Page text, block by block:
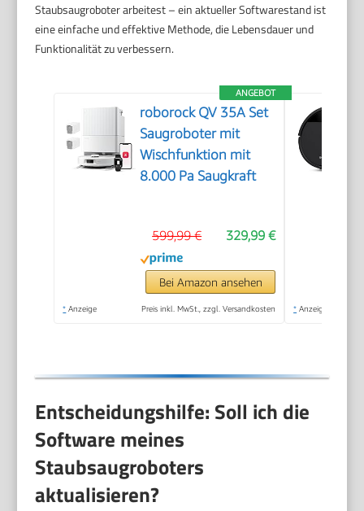
Staubsaugroboter arbeitest – ein aktueller Softwarestand ist
eine einfache und effektive Methode, die Lebensdauer und
Funktionalität zu verbessern.
ANGEBOT
roborock QV 35A Set
Saugroboter mit
Wischfunktion mit
8.000 Pa Saugkraft
329,99 €
599,99 €
Bei Amazon ansehen
* Anzeige Preis inkl. MwSt., zzgl. Versandkosten * Anzeige
Entscheidungshilfe: Soll ich die
Software meines
Staubsaugroboters
aktualisieren?